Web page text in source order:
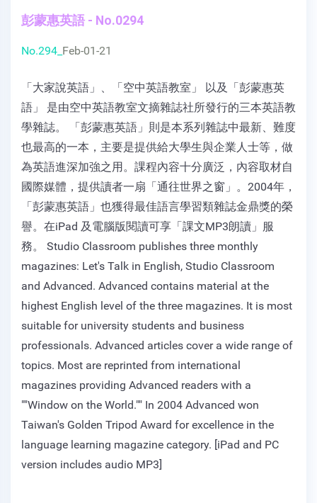
彭蒙惠英語 - No.0294
No.294_ Feb-01-21
「大家說英語」、「空中英語教室」 以及「彭蒙惠英
語」 是由空中英語教室文摘雜誌社所發行的三本英語教
學雜誌。 「彭蒙惠英語」則是本系列雜誌中最新、難度
也最高的一本，主要是提供給大學生與企業人士等，做
為英語進深加強之用。課程內容十分廣泛，內容取材自
國際媒體，提供讀者一扇「通往世界之窗」。2004年，
「彭蒙惠英語」也獲得最佳語言學習類雜誌金鼎獎的榮
譽。在iPad 及電腦版閱讀可享「課文MP3朗讀」服
務。 Studio Classroom publishes three monthly
magazines: Let's Talk in English, Studio Classroom
and Advanced. Advanced contains material at the
highest English level of the three magazines. It is most
suitable for university students and business
professionals. Advanced articles cover a wide range of
topics. Most are reprinted from international
magazines providing Advanced readers with a
""Window on the World."" In 2004 Advanced won
Taiwan's Golden Tripod Award for excellence in the
language learning magazine category. [iPad and PC
version includes audio MP3]